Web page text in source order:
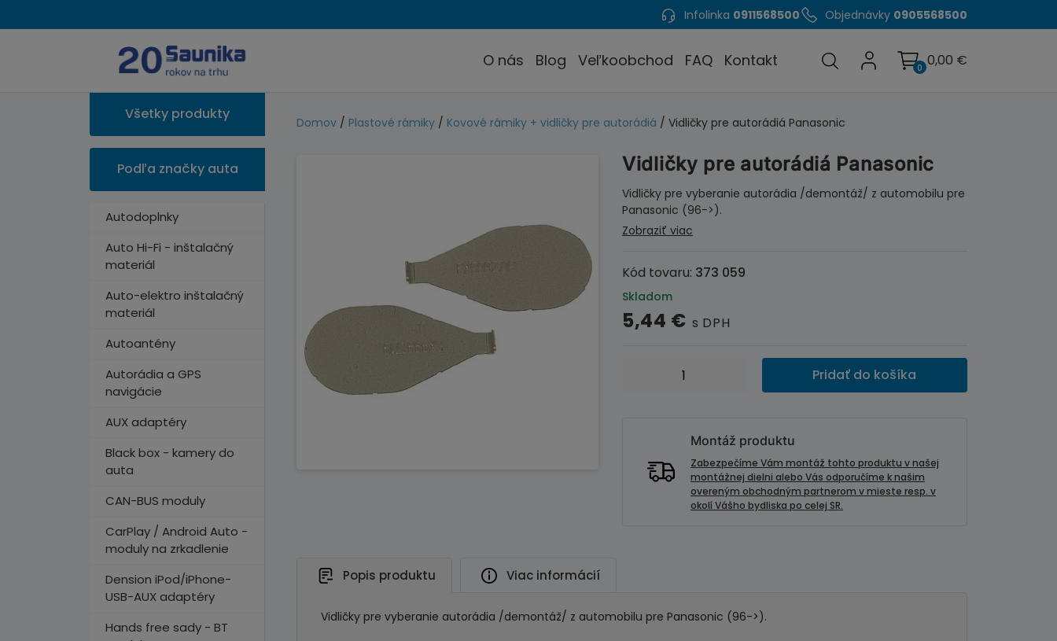
Infolinka 0911568500 Objednávky 0905568500
O nás Blog Veľkoobchod FAQ Kontakt 0 0,00 €
Všetky produkty
Podľa značky auta
Autodoplnky
Auto Hi-Fi - inštalačný
materiál
Auto-elektro inštalačný
materiál
Autoantény
Autorádia a GPS
navigácie
AUX adaptéry
Black box - kamery do
auta
CAN-BUS moduly
CarPlay / Android Auto -
moduly na zrkadlenie
Dension iPod/iPhone-
USB-AUX adaptéry
Hands free sady - BT
Domov / Plastové rámiky / Kovové rámiky + vidličky pre autorádiá / Vidličky pre autorádiá Panasonic
Vidličky pre autorádiá Panasonic
Vidličky pre vyberanie autorádia /demontáž/ z automobilu pre
Panasonic (96->).
Zobraziť viac
Kód tovaru: 373 059
Skladom
5,44 € s DPH
množstvo
Pridať do košíka
Montáž produktu
Zabezpečíme Vám montáž tohto produktu v našej
montážnej dielni alebo Vás odporučíme k našim
overeným obchodným partnerom v mieste resp. v
okolí Vášho bydliska po celej SR.
Popis produktu Viac informácií
Vidličky pre vyberanie autorádia /demontáž/ z automobilu pre Panasonic (96->).